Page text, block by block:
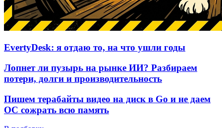
EvertyDesk: я отдаю то, на что ушли годы
Лопнет ли пузырь на рынке ИИ? Разбираем
потери, долги и производительность
Пишем терабайты видео на диск в Go и не даем
ОС сожрать всю память